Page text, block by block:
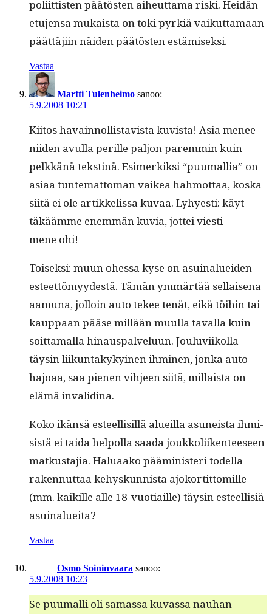
poli­it­tis­ten päätösten aiheut­ta­ma ris­ki. Hei­dän
etu­jen­sa mukaista on toki pyrk­iä vaikut­ta­maan
päät­täji­in näi­den päätösten estämiseksi.
Vastaa
Martti Tulenheimo sanoo:
5.9.2008 10:21
Kiitos havain­nol­lis­tavista kuvista! Asia menee
niiden avul­la per­ille paljon parem­min kuin
pelkkänä tek­stinä. Esimerkik­si “puumallia” on
asi­aa tun­tem­at­toman vaikea hah­mot­taa, kos­ka
siitä ei ole artikke­lis­sa kuvaa. Lyhyesti: käyt­
täkäämme enem­män kuvia, jot­tei viesti
mene ohi!
Toisek­si: muun ohes­sa kyse on asuinaluei­den
esteet­tömyy­destä. Tämän ymmärtää sel­l­aise­na
aamu­na, jol­loin auto tekee tenät, eikä töi­hin tai
kaup­paan pääse mil­lään muul­la taval­la kuin
soit­ta­mal­la hin­aus­palvelu­un. Joulu­vi­ikol­la
täysin liikun­takykyi­nen ihmi­nen, jon­ka auto
hajoaa, saa pienen vih­jeen siitä, mil­laista on
elämä invalidina.
Koko ikän­sä esteel­lisil­lä alueil­la asuneista ihmi­
sistä ei tai­da helpol­la saa­da joukkoli­iken­teeseen
matkus­ta­jia. Halu­aako päämin­is­teri todel­la
raken­nut­taa kehyskun­nista ajoko­r­tit­tomille
(mm. kaikille alle 18-vuo­ti­aille) täysin esteel­lisiä
asuinalueita?
Vastaa
Osmo Soininvaara sanoo:
5.9.2008 10:23
Se puumalli oli samas­sa kuvas­sa nauhan